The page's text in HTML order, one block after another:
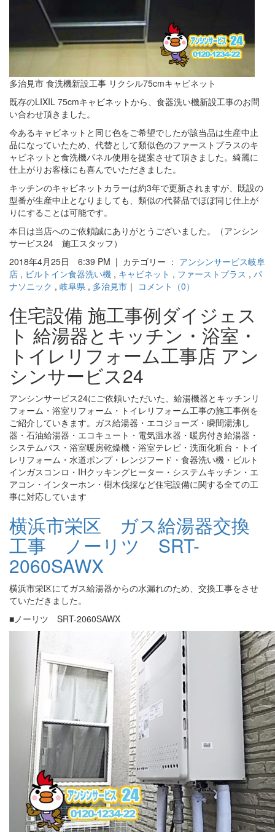
多治見市 食洗機新設工事 リクシル75cmキャビネット
既存のLIXIL 75cmキャビネットから、食器洗い機新設工事のお問
い合わせ頂きました。
今あるキャビネットと同じ色をご希望でしたが該当品は生産中止
品になっていたため、代替として類似色のファーストプラスのキ
ャビネットと食洗機パネル使用を提案させて頂きました。綺麗に
仕上がりお客様にも喜んでいただきました。
キッチンのキャビネットカラーは約3年で更新されますが、既設の
型番が生産中止となりましても、類似の代替品でほぼ同じ仕上が
りにすることは可能です。
本日は当店へのご依頼誠にありがとうございました。（アンシン
サービス24 施工スタッフ）
2018年4月25日 6:39 PM | カテゴリー ： アンシンサービス岐阜
店 , ビルトイン食器洗い機 , キャビネット , ファーストプラス , パ
ナソニック , 岐阜県 , 多治見市 ｜ コメント（0）
住宅設備 施工事例ダイジェス
ト 給湯器とキッチン・浴室・
トイレリフォーム工事店 アン
シンサービス24
アンシンサービス24にご依頼いただいた、給湯機器とキッチンリ
フォーム・浴室リフォーム・トイレリフォーム工事の施工事例を
ご紹介していきます。ガス給湯器・エコジョーズ・瞬間湯沸し
器・石油給湯器・エコキュート・電気温水器・暖房付き給湯器・
システムバス・浴室暖房乾燥機・浴室テレビ・洗面化粧台・トイ
レリフォーム・水道ポンプ・レンジフード・食器洗い機・ビルト
インガスコンロ・IHクッキングヒーター・システムキッチン・エ
アコン・インターホン・樹木伐採など住宅設備に関する全ての工
事に対応しています
横浜市栄区 ガス給湯器交換
工事 ノーリツ SRT-
2060SAWX
横浜市栄区にてガス給湯器からの水漏れのため、交換工事をさせ
ていただきました。
■ノーリツ SRT-2060SAWX